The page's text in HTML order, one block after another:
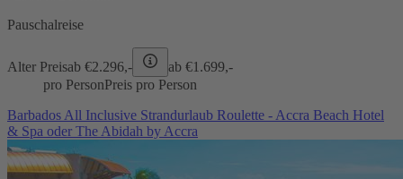
Pauschalreise
Alter Preisab €2.296,- ab €1.699,-
pro PersonPreis pro Person
Barbados All Inclusive Strandurlaub Roulette - Accra Beach Hotel
& Spa oder The Abidah by Accra